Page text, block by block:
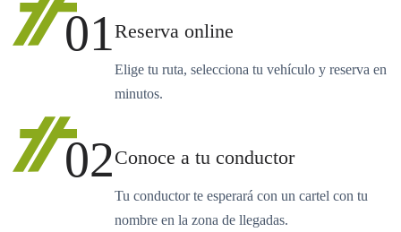
01Reserva online
Elige tu ruta, selecciona tu vehículo y reserva en
minutos.
02Conoce a tu conductor
Tu conductor te esperará con un cartel con tu
nombre en la zona de llegadas.